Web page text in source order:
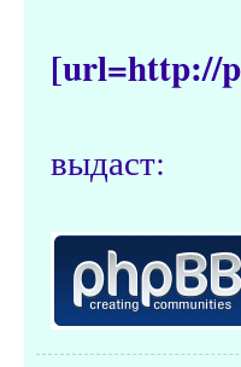
[url=http://
выдаст: